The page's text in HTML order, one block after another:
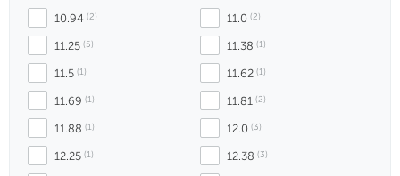
10.94 (2) 11.0 (2)
11.25 (5) 11.38 (1)
11.5 (1) 11.62 (1)
11.69 (1) 11.81 (2)
11.88 (1) 12.0 (3)
12.25 (1) 12.38 (3)